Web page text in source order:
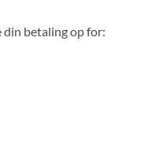
din betaling op for: